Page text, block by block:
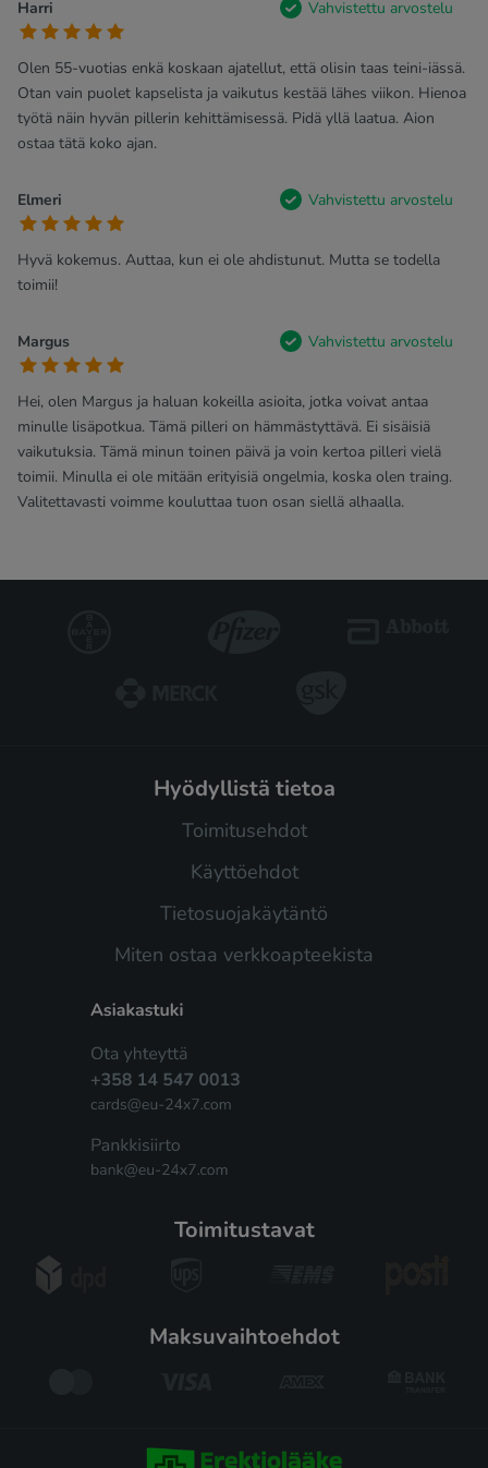
Harri Vahvistettu arvostelu
Olen 55-vuotias enkä koskaan ajatellut, että olisin taas teini-iässä.
Otan vain puolet kapselista ja vaikutus kestää lähes viikon. Hienoa
työtä näin hyvän pillerin kehittämisessä. Pidä yllä laatua. Aion
ostaa tätä koko ajan.
Elmeri Vahvistettu arvostelu
Hyvä kokemus. Auttaa, kun ei ole ahdistunut. Mutta se todella
toimii!
Margus Vahvistettu arvostelu
Hei, olen Margus ja haluan kokeilla asioita, jotka voivat antaa
minulle lisäpotkua. Tämä pilleri on hämmästyttävä. Ei sisäisiä
vaikutuksia. Tämä minun toinen päivä ja voin kertoa pilleri vielä
toimii. Minulla ei ole mitään erityisiä ongelmia, koska olen traing.
Valitettavasti voimme kouluttaa tuon osan siellä alhaalla.
hyödyllistä tietoa
Toimitusehdot
Käyttöehdot
Tietosuojakäytäntö
Miten ostaa verkkoapteekista
toimitustavat
maksuvaihtoehdot